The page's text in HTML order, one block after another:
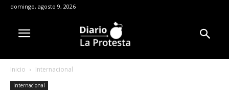
domingo, agosto 9, 2026
Inicio Internacional
Internacional